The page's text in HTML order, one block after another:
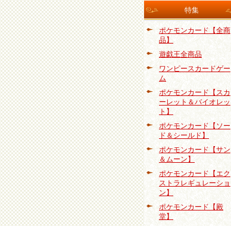
特集
ポケモンカード【全商
品】
遊戯王全商品
ワンピースカードゲー
ム
ポケモンカード【スカ
ーレット＆バイオレッ
ト】
ポケモンカード【ソー
ド＆シールド】
ポケモンカード【サン
＆ムーン】
ポケモンカード【エク
ストラレギュレーショ
ン】
ポケモンカード【殿
堂】